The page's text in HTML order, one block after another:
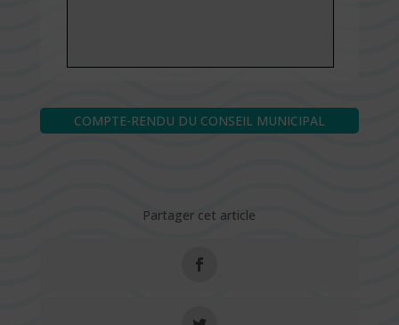
COMPTE-RENDU DU CONSEIL MUNICIPAL
Partager cet article